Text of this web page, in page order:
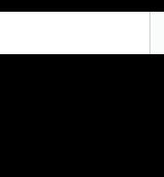
want to win a huge